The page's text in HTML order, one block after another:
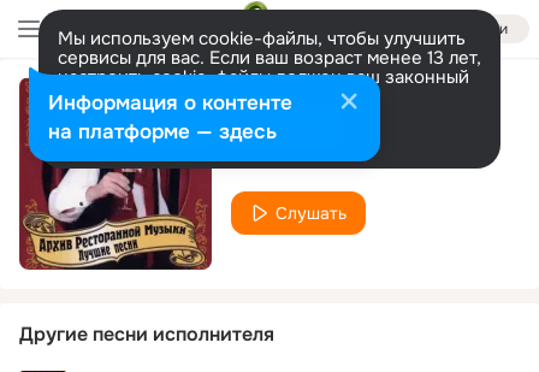
Войти
Мы используем cookie-файлы, чтобы улучшить
сервисы для вас. Если ваш возраст менее 13 лет,
настроить cookie-файлы должен ваш законный
представитель. Больше информации
Разрешить все Настроить
Избушка
А.Р.М.
Слушать
Другие песни исполнителя
Информация о контенте
на платформе — здесь